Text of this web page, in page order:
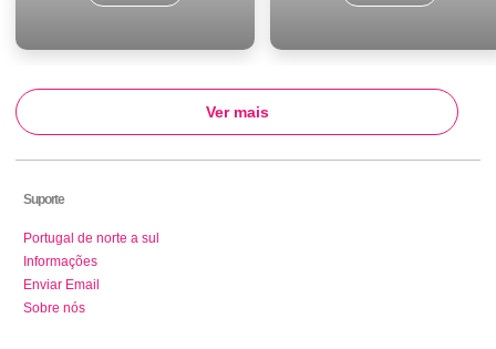
Ver mais
Suporte
Portugal de norte a sul
Informações
Enviar Email
Sobre nós